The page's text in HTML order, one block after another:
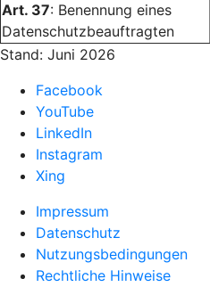
Art. 37: Benennung eines
Datenschutzbeauftragten
Stand: Juni 2026
Facebook
YouTube
LinkedIn
Instagram
Xing
Impressum
Datenschutz
Nutzungsbedingungen
Rechtliche Hinweise